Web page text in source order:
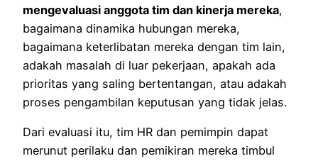
mengevaluasi anggota tim dan kinerja mereka,
bagaimana dinamika hubungan mereka,
bagaimana keterlibatan mereka dengan tim lain,
adakah masalah di luar pekerjaan, apakah ada
prioritas yang saling bertentangan, atau adakah
proses pengambilan keputusan yang tidak jelas.
Dari evaluasi itu, tim HR dan pemimpin dapat
merunut perilaku dan pemikiran mereka timbul